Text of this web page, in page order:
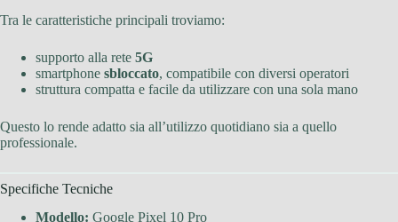
Tra le caratteristiche principali troviamo:
supporto alla rete 5G
smartphone sbloccato, compatibile con diversi operatori
struttura compatta e facile da utilizzare con una sola mano
Questo lo rende adatto sia all’utilizzo quotidiano sia a quello
professionale.
Specifiche Tecniche
Modello: Google Pixel 10 Pro